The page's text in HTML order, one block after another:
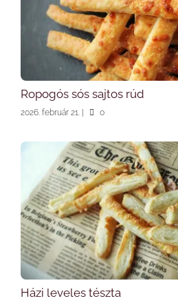
Ropogós sós sajtos rúd
2026. február 21. 0
Házi leveles tészta